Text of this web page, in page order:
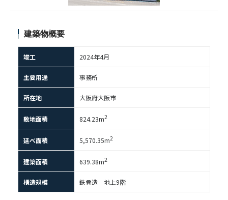
建築物概要
竣工 2024年4月
主要用途 事務所
所在地 大阪府大阪市
敷地面積 824.23m2
延べ面積 5,570.35m2
建築面積 639.38m2
構造規模 鉄骨造 地上9階